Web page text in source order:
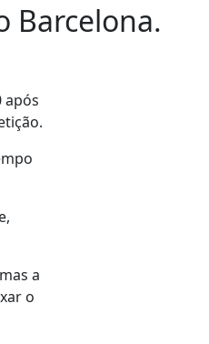
Barcelona.
após
a
o